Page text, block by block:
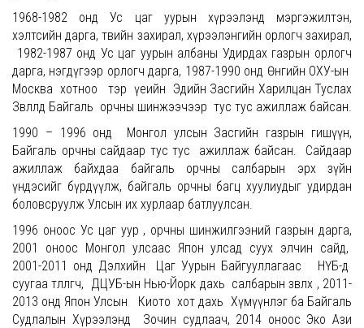
1968-1982 онд Ус цаг уурын хүрээлэнд мэргэжилтэн,
хэлтсийн дарга, төвийн захирал, хүрээлэнгийн орлогч захирал,
1982-1987 онд Ус цаг уурын албаны Удирдах газрын орлогч
дарга, нэгдүгээр орлогч дарга, 1987-1990 онд Өнөөгийн ОХУ-ын
Москва хотноо тэр үеийн Эдийн Засгийн Харилцан Туслах
Зөвлөлд Байгаль орчны шинжээчээр тус тус ажиллаж байсан.
1990 – 1996 онд Монгол улсын Засгийн газрын гишүүн,
Байгаль орчны сайдаар тус тус ажиллаж байсан. Сайдаар
ажиллаж байхдаа байгаль орчны салбарын эрх зүйн
үндэсийг бүрдүүлж, байгаль орчны багц хуулиудыг удирдан
боловсруулж Улсын их хурлаар батлуулсан.
1996 оноос Ус цаг уур , орчны шинжилгээний газрын дарга,
2001 оноос Монгол улсаас Япон улсад суух элчин сайд,
2001-2011 онд Дэлхийн Цаг Уурын Байгууллагаас НҮБ-д
суугаа төлөөлөгч, ДЦУБ-ын Нью-Йорк дахь салбарын зөвлөх , 2011-
2013 онд Япон Улсын Киото хот дахь Хүмүүнлэг ба Байгаль
Судлалын Хүрээлэнд Зочин судлаач, 2014 оноос Эко Ази